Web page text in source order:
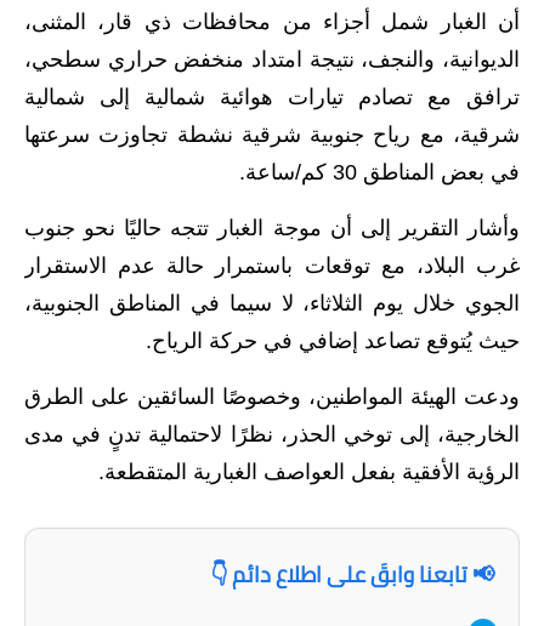
نتائج الامتحانات
المرحلة الابتدائية
المرحلة المتوسطة
المرحلة الاعدادية
اسئلة وزارية
المرحلة الابتدائية
المرحلة المتوسطة
المرحلة الاعدادية
مرشحات
المرحلة المتوسطة
أن الغبار شمل أجزاء من محافظات ذي قار، المثنى،
الديوانية، والنجف، نتيجة امتداد منخفض حراري سطحي،
ترافق مع تصادم تيارات هوائية شمالية إلى شمالية
شرقية، مع رياح جنوبية شرقية نشطة تجاوزت سرعتها
في بعض المناطق 30 كم/ساعة.
وأشار التقرير إلى أن موجة الغبار تتجه حاليًا نحو جنوب
غرب البلاد، مع توقعات باستمرار حالة عدم الاستقرار
الجوي خلال يوم الثلاثاء، لا سيما في المناطق الجنوبية،
حيث يُتوقع تصاعد إضافي في حركة الرياح.
ودعت الهيئة المواطنين، وخصوصًا السائقين على الطرق
الخارجية، إلى توخي الحذر، نظرًا لاحتمالية تدنٍ في مدى
الرؤية الأفقية بفعل العواصف الغبارية المتقطعة.
📢 تابعنا وابقَ على اطلاع دائم 👇